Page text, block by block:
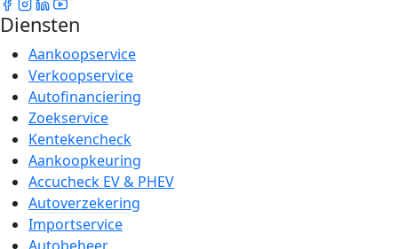
Diensten
Aankoopservice
Verkoopservice
Autofinanciering
Zoekservice
Kentekencheck
Aankoopkeuring
Accucheck EV & PHEV
Autoverzekering
Importservice